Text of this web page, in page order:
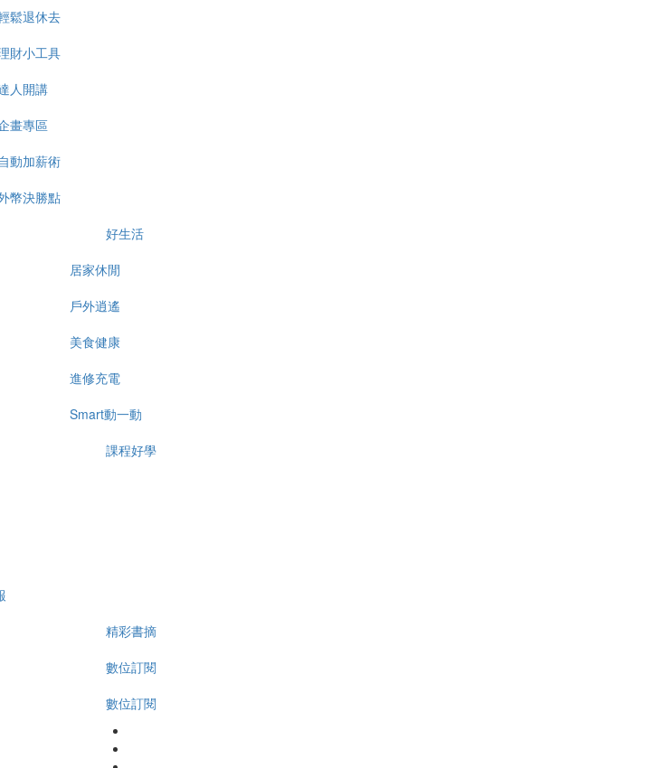
鬆退休去
財小工具
人開講
畫專區
動加薪術
幣決勝點
好生活
居家休閒
戶外逍遙
美食健康
進修充電
Smart動一動
課程好學
精彩書摘
數位訂閱
數位訂閱